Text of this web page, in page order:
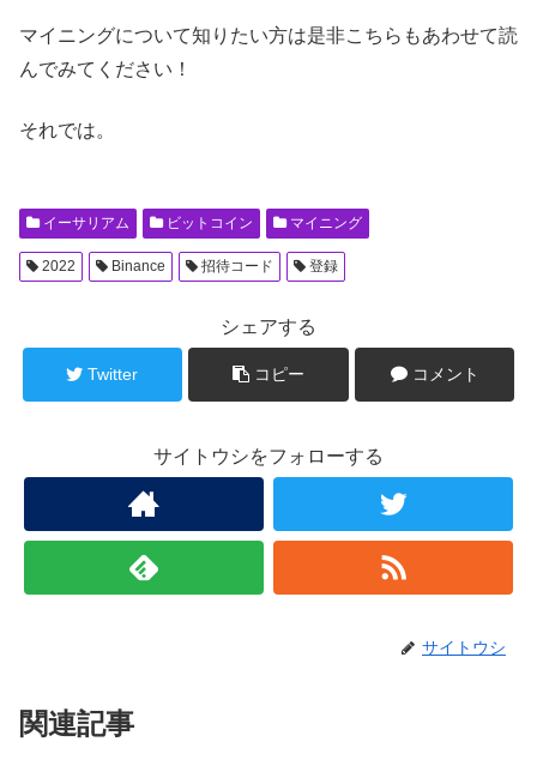
マイニングについて知りたい方は是非こちらもあわせて読
んでみてください！
それでは。
イーサリアム ビットコイン マイニング
2022 Binance 招待コード 登録
シェアする
Twitter コピー コメント
サイトウシをフォローする
サイトウシ
関連記事